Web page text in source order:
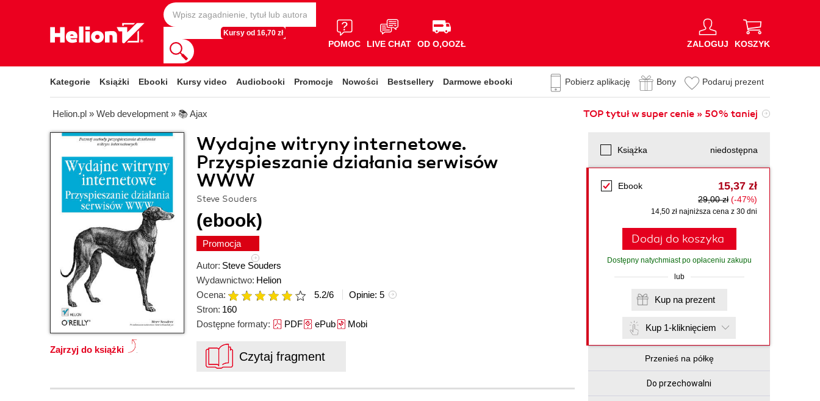
Kursy od 16,70 zł
POMOC LIVE CHAT OD O,OOZŁ ZALOGUJ KOSZYK
Kategorie Książki Ebooki Kursy video Audiobooki Promocje Nowości Bestsellery Darmowe ebooki Pobierz aplikację Bony Podaruj prezent
Helion.pl » Web development » 📚 Ajax TOP tytuł w super cenie » 50% taniej
Wydajne witryny internetowe.
Przyspieszanie działania serwisów
WWW
Steve Souders
(ebook)
Promocja
Zajrzyj do książki
Autor: Steve Souders
Wydawnictwo: Helion
Ocena:
5.2/6 Opinie: 5
Stron: 160
Dostępne formaty: PDFePubMobi
Czytaj fragment
Książka niedostępna
Ebook 15,37 zł
29,00 zł (-47%)
14,50 zł najniższa cena z 30 dni
Dodaj do koszyka
Dostępny natychmiast po opłaceniu zakupu
lub
Kup na prezent
Kup 1-kliknięciem
Przenieś na półkę
Do przechowalni